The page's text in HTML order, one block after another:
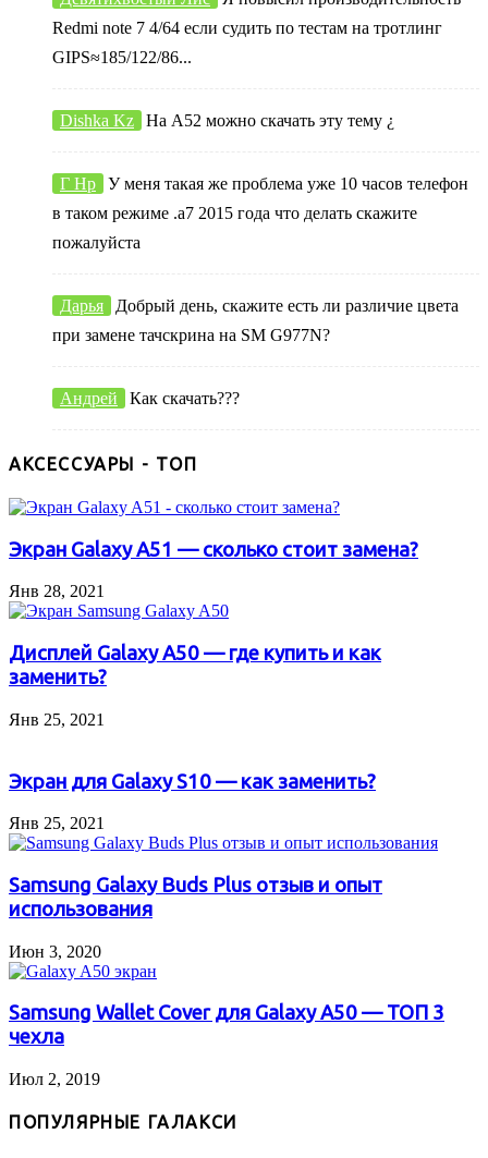
Redmi note 7 4/64 если судить по тестам на тротлинг
GIPS≈185/122/86...
Dishka Kz На А52 можно скачать эту тему ¿
Г Нр
У меня такая же проблема уже 10 часов телефон
в таком режиме .а7 2015 года что делать скажите
пожалуйста
Дарья
Добрый день, скажите есть ли различие цвета
при замене тачскрина на SM G977N?
Андрей Как скачать???
АКСЕССУАРЫ - ТОП
Экран Galaxy A51 — сколько стоит замена?
Янв 28, 2021
Дисплей Galaxy A50 — где купить и как
заменить?
Янв 25, 2021
Экран для Galaxy S10 — как заменить?
Янв 25, 2021
Samsung Galaxy Buds Plus отзыв и опыт
использования
Июн 3, 2020
Samsung Wallet Cover для Galaxy A50 — ТОП 3
чехла
Июл 2, 2019
ПОПУЛЯРНЫЕ ГАЛАКСИ